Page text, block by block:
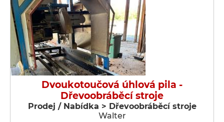
Dvoukotoučová úhlová pila -
Dřevoobráběcí stroje
Prodej / Nabídka > Dřevoobráběcí stroje
Walter